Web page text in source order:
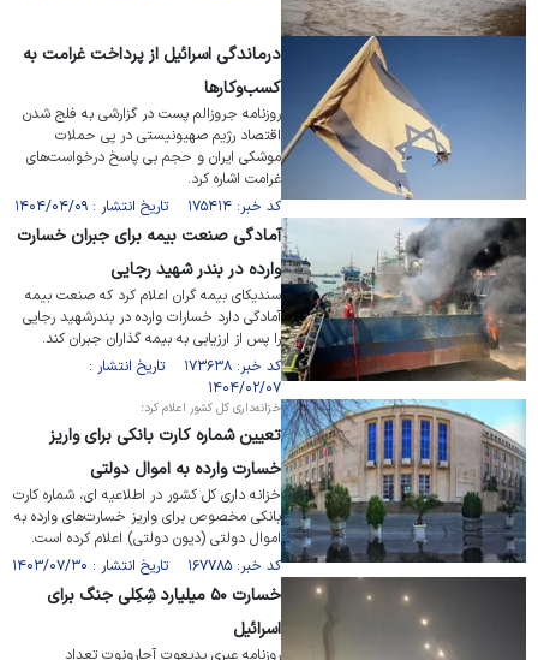
درماندگی اسرائیل از پرداخت غرامت به
کسب‌وکار‌ها
روزنامه جروزالم پست در گزارشی به فلج شدن
اقتصاد رژیم صهیونیستی در پی حملات
موشکی ایران و حجم بی پاسخ درخواست‌های
غرامت اشاره کرد.
کد خبر: ۱۷۵۴۱۴ تاریخ انتشار : ۱۴۰۴/۰۴/۰۹
آمادگی صنعت بیمه برای جبران خسارت
وارده در بندر شهید رجایی
سندیکای بیمه گران اعلام کرد که صنعت بیمه
آمادگی دارد خسارات وارده در بندرشهید رجایی
را پس از ارزیابی به بیمه گذاران جبران کند.
کد خبر: ۱۷۳۶۳۸ تاریخ انتشار :
۱۴۰۴/۰۲/۰۷
خزانه‌داری کل کشور اعلام کرد؛
تعیین شماره کارت بانکی برای واریز
خسارت وارده به اموال دولتی
خزانه داری کل کشور در اطلاعیه ای، شماره کارت
بانکی مخصوص برای واریز خسارت‌های وارده به
اموال دولتی (دیون دولتی) اعلام کرده است.
کد خبر: ۱۶۷۷۸۵ تاریخ انتشار : ۱۴۰۳/۰۷/۳۰
خسارت ۵۰ میلیارد شِکِلی جنگ برای
اسرائیل
روزنامه عبری یدیعوت آحارونوت تعداد